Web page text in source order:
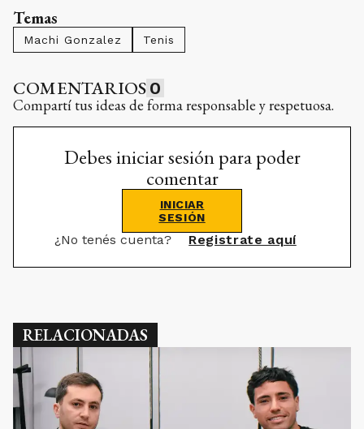
Temas
Machi Gonzalez Tenis
COMENTARIOS 0
Compartí tus ideas de forma responsable y respetuosa.
Debes iniciar sesión para poder
comentar
INICIAR
SESIÓN
¿No tenés cuenta? Registrate aquí
RELACIONADAS